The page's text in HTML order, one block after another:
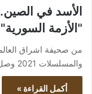
الأسد في
"الأزمة
والمسلسلات 2021 وصل الرئيس السوري بشار الأسد، الخميس، إلى…
أكمل القراءة »